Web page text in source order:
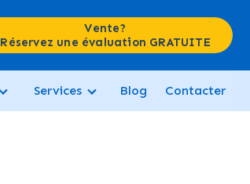
Vente?
Réservez une évaluation GRATUITE
Services Blog Contacter